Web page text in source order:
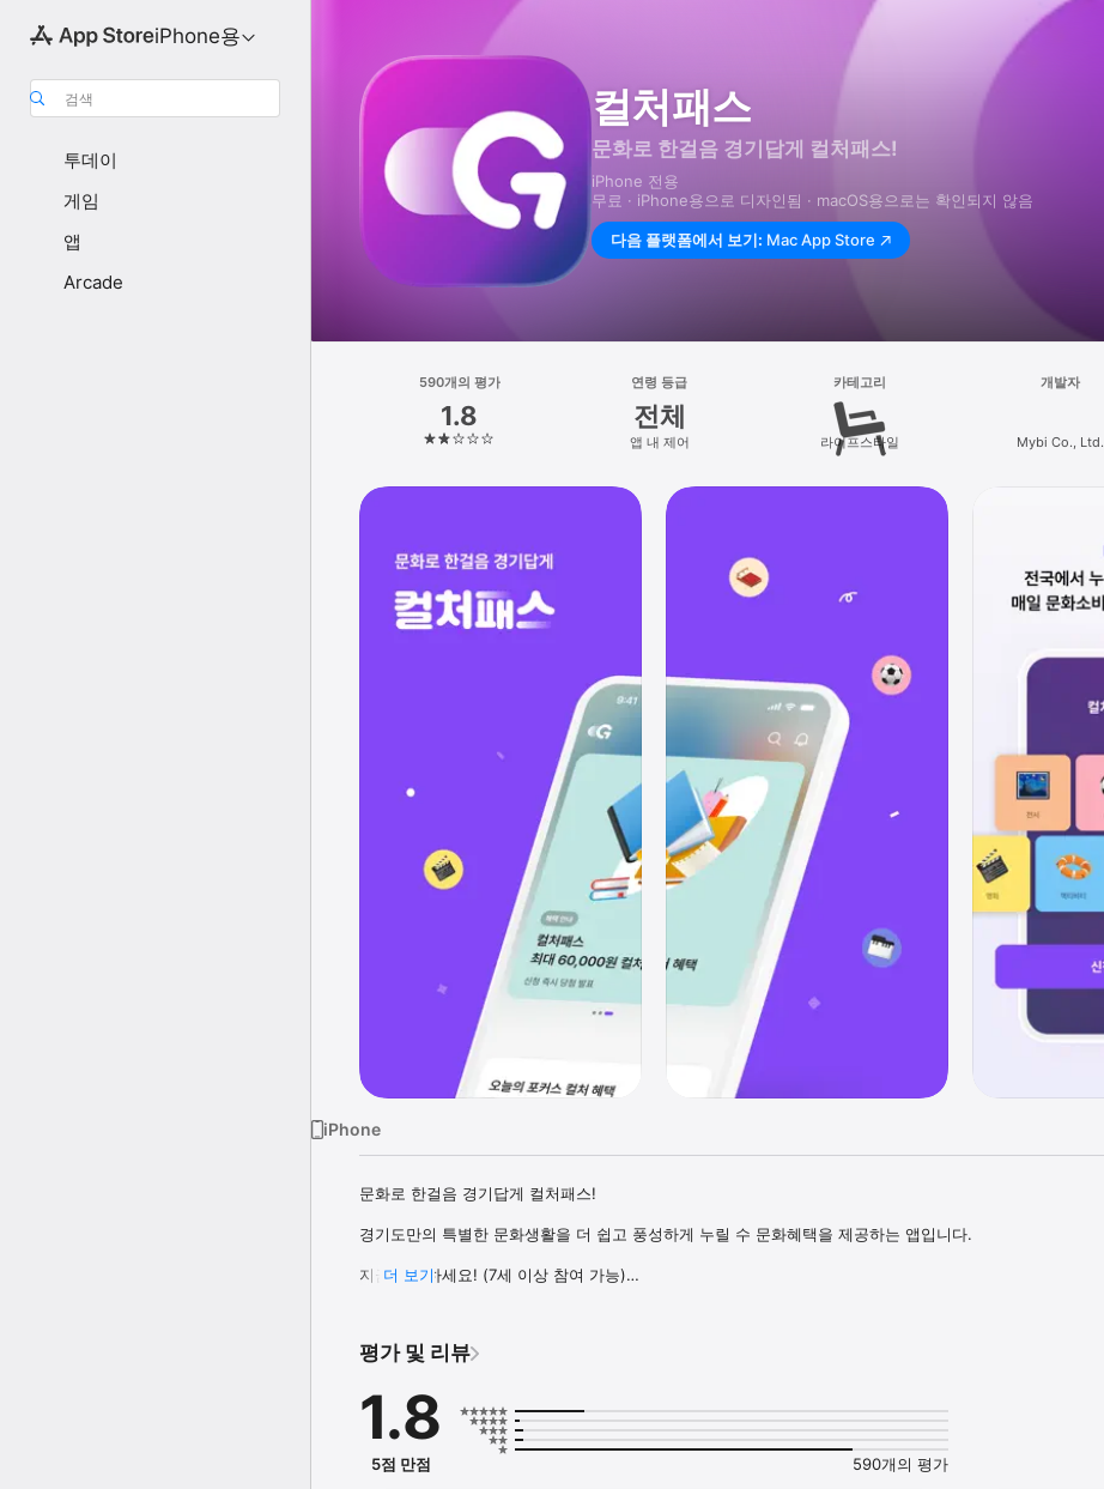
iPhone용
검색
투데이
게임
앱
Arcade
컬처패스
문화로 한걸음 경기답게 컬처패스!
iPhone 전용
무료 · iPhone⁠용으로 디자인됨 · macOS⁠용으로는 확인되지 않음
다음 플랫폼에서 보기: Mac App Store
590개의 평가
1.8
연령 등급
전체
앱 내 제어
카테고리
라이프스타일
개발자
Mybi Co., Ltd.
iPhone
문화로 한걸음 경기답게 컬처패스!
경기도만의 특별한 문화생활을 더 쉽고 풍성하게 누릴 수 문화혜택을 제공하는 앱입니다.
지금 참여하세요! (7세 이상 참여 가능)
컬처패스에서 60,000원 한도 내에서 문화소비쿠폰을 받을 수 있습니다.
※ 한도는 2026년 1인 기준입니다.
※ 한도는 문화소비쿠폰의 사용 여부과 상관없이 발급 시 차감되니 필요할 때 쿠폰을 신청해 주세요.
■ 신청방법
더 보기
평가 및 리뷰
1.8
5점 만점 590개의 평가